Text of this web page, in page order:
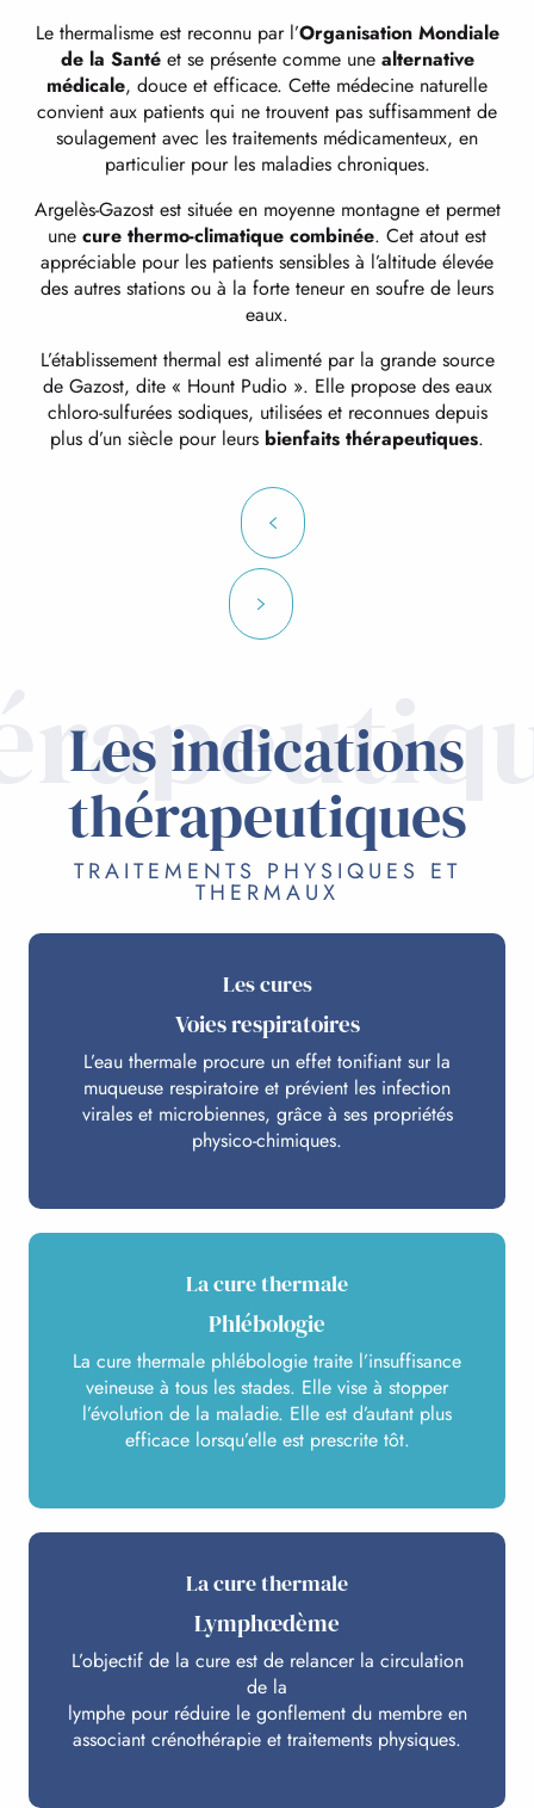
INFOS PRATIQUES
ARGELÈS-GAZOST
Le thermalisme est reconnu par l’Organisation Mondiale
de la Santéet se présente comme une alternative
médicale, douce et efficace. Cette médecine naturelle
convient aux patients qui ne trouvent pas suffisamment de
soulagement avec les traitements médicamenteux, en
particulier pour les maladies chroniques.
Argelès-Gazost est située en moyenne montagne et permet
une cure thermo-climatique combinée. Cet atout est
appréciable pour les patients sensibles à l’altitude élevée
des autres stations ou à la forte teneur en soufre de leurs
eaux.
L’établissement thermal est alimenté par la grande source
de Gazost, dite « Hount Pudio ». Elle propose des eaux
chloro-sulfurées sodiques, utilisées et reconnues depuis
plus d’un siècle pour leurs bienfaits thérapeutiques.
Les indications
thérapeutiques
TRAITEMENTS PHYSIQUES ET
THERMAUX
Les cures
Voies respiratoires
L’eau thermale procure un effet tonifiant sur la
muqueuse respiratoire et prévient les infection
virales et microbiennes, grâce à ses propriétés
physico-chimiques.
La cure thermale
Phlébologie
La cure thermale phlébologie traite l’insuffisance
veineuse à tous les stades. Elle vise à stopper
l’évolution de la maladie. Elle est d’autant plus
efficace lorsqu’elle est prescrite tôt.
La cure thermale
Lymphœdème
L’objectif de la cure est de relancer la circulation
de la
lymphe pour réduire le gonflement du membre en
associant crénothérapie et traitements physiques.